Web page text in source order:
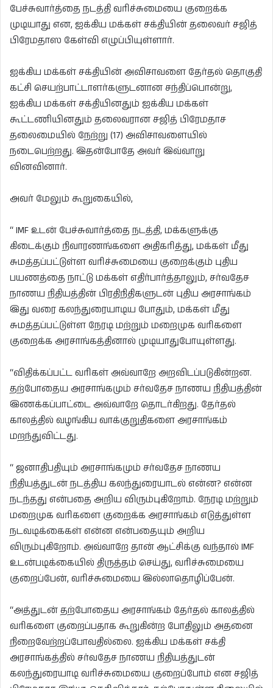
பேச்சுவார்த்தை நடத்தி வரிச்சுமையை குறைக்க
முடியாது என, ஐக்கிய மக்கள் சக்தியின் தலைவர் சஜித்
பிரேமதாஸ கேள்வி எழுப்பியுள்ளார்.
ஐக்கிய மக்கள் சக்தியின் அவிசாவளை தேர்தல் தொகுதி
கட்சி செயற்பாட்டாளர்களுடனான சந்திப்பொன்று,
ஐக்கிய மக்கள் சக்தியினதும் ஐக்கிய மக்கள்
கூட்டணியினதும் தலைவரான சஜித் பிரேமதாச
தலைமையில் நேற்று (17) அவிசாவளையில்
நடைபெற்றது. இதன்போதே அவர் இவ்வாறு
வினவினார்.
அவர் மேலும் கூறுகையில்,
“ IMF உடன் பேச்சுவார்த்தை நடத்தி, மக்களுக்கு
கிடைக்கும் நிவாரணங்களை அதிகரித்து, மக்கள் மீது
சுமத்தப்பட்டுள்ள வரிச்சுமையை குறைக்கும் புதிய
பயணத்தை நாட்டு மக்கள் எதிர்பார்த்தாலும், சர்வதேச
நாணய நிதியத்தின் பிரதிநிதிகளுடன் புதிய அரசாங்கம்
இது வரை கலந்துரையாடிய போதும், மக்கள் மீது
சுமத்தப்பட்டுள்ள நேரடி மற்றும் மறைமுக வரிகளை
குறைக்க அரசாங்கத்தினால் முடியாதுபோயுள்ளது.
“விதிக்கப்பட்ட வரிகள் அவ்வாறே அறவிடப்படுகின்றன.
தற்போதைய அரசாங்கமும் சர்வதேச நாணய நிதியத்தின்
இணக்கப்பாட்டை அவ்வாறே தொடர்கிறது. தேர்தல்
காலத்தில் வழங்கிய வாக்குறுதிகளை அரசாங்கம்
மறந்துவிட்டது.
“ ஜனாதிபதியும் அரசாங்கமும் சர்வதேச நாணய
நிதியத்துடன் நடத்திய கலந்துரையாடல் என்ன? என்ன
நடந்தது என்பதை அறிய விரும்புகிறோம். நேரடி மற்றும்
மறைமுக வரிகளை குறைக்க அரசாங்கம் எடுத்துள்ள
நடவடிக்கைகள் என்ன என்பதையும் அறிய
விரும்புகிறோம். அவ்வாறே தான் ஆட்சிக்கு வந்தால் IMF
உடன்படிக்கையில் திருத்தம் செய்து, வரிச்சுமையை
குறைப்பேன், வரிச்சுமையை இல்லாதொழிப்பேன்.
“அத்துடன் தற்போதைய அரசாங்கம் தேர்தல் காலத்தில்
வரிகளை குறைப்பதாக கூறுகின்ற போதிலும் அதனை
நிறைவேற்றப்போவதில்லை. ஐக்கிய மக்கள் சக்தி
அரசாங்கத்தில் சர்வதேச நாணய நிதியத்துடன்
கலந்துரையாடி வரிச்சுமையை குறைப்போம் என சஜித்